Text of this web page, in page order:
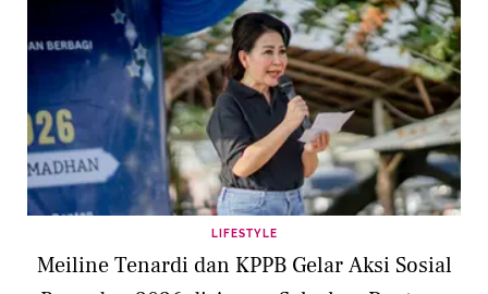
LIFESTYLE
Meiline Tenardi dan KPPB Gelar Aksi Sosial